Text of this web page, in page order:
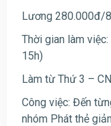
Lương 280.000đ/
Thời gian làm
15h)
Làm từ Thứ 3 –
Công việc: Đến
nhóm Phát thẻ